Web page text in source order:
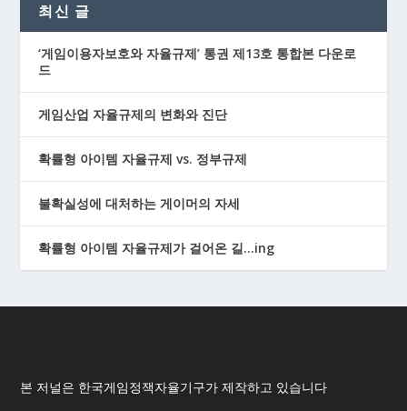
최신 글
‘게임이용자보호와 자율규제’ 통권 제13호 통합본 다운로
드
게임산업 자율규제의 변화와 진단
확률형 아이템 자율규제 vs. 정부규제
불확실성에 대처하는 게이머의 자세
확률형 아이템 자율규제가 걸어온 길…ing
본 저널은 한국게임정잭자율기구가 제작하고 있습니다